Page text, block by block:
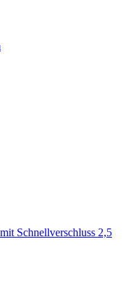
Schnellverschluss 2,5